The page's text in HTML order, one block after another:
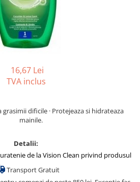
Sense
16,67 Lei
TVA inclus
dificile · Protejeaza si hidrateaza
mainile.
Detalii:
de la Vision Clean privind produsul
Transport Gratuit